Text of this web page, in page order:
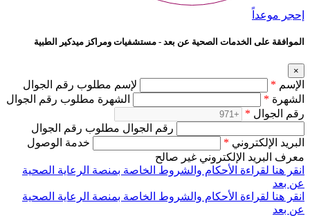
إحجر موعداً
الموافقة على الخدمات الصحية عن بعد - مستشفيات ومراكز ميدكير الطبية
×
الإسم *
لإسم مطلوب رقم الجوال
الشهرة *
الشهرة مطلوب رقم الجوال
رقم الجوال *
رقم الجوال مطلوب رقم الجوال
البريد الإلكتروني *
خدمة الوصول
معرف البريد الإلكتروني غير صالح
انقر هنا لقراءة الأحكام والشروط الخاصة بمنصة الرعاية الصحية
عن بعد
انقر هنا لقراءة الأحكام والشروط الخاصة بمنصة الرعاية الصحية
عن بعد